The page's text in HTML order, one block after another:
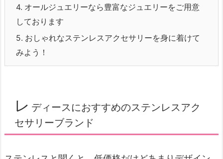
4. オールジュエリーなら豊富なジュエリーをご用意
しております
5. おしゃれなステンレスアクセサリーを身に着けて
みよう！
レ ディースにおすすめのステンレスアク
セサリーブランド